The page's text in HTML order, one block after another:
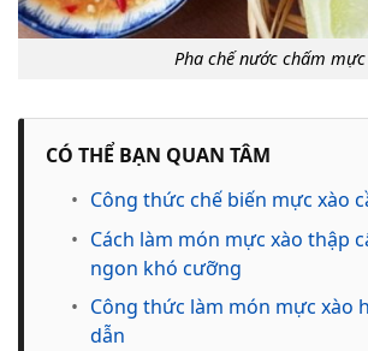
Pha chế nước chấm mực
CÓ THỂ BẠN QUAN TÂM
• Công thức chế biến mực xào
• Cách làm món mực xào thập
ngon khó cưỡng
• Công thức làm món mực xào
dẫn